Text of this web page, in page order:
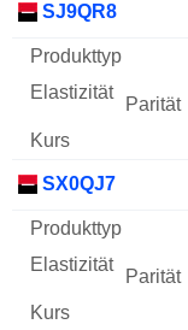
SJ9QR8
SX0QJ7